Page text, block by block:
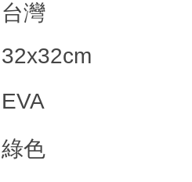
台灣
32x32cm
EVA
綠色